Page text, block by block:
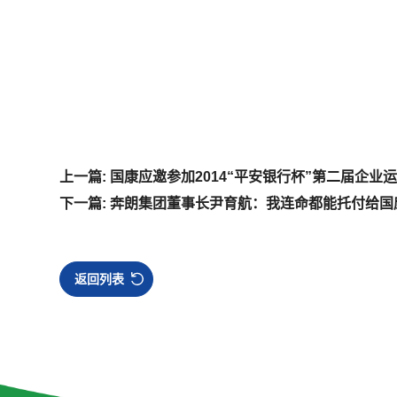
上一篇: 国康应邀参加2014“平安银行杯”第二届企业
下一篇: 奔朗集团董事长尹育航：我连命都能托付给
返回列表